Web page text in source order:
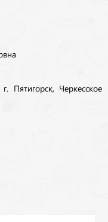
Пятигорск, Черкесское